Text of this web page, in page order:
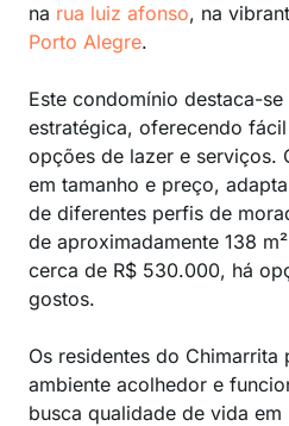
na rua luiz afonso, na
Porto Alegre.
Este condomínio destaca-
estratégica, oferecendo
opções de lazer e serviços.
em tamanho e preço,
de diferentes perfis de
de aproximadamente 138
cerca de R$ 530.000, há
gostos.
Os residentes do
ambiente acolhedor e
busca qualidade de vida em